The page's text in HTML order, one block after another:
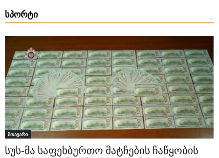
ᲡᲞᲝᲠᲢᲘ
მთავარი
სუს-მა საფეხბურთო მატჩების ჩაწყობის